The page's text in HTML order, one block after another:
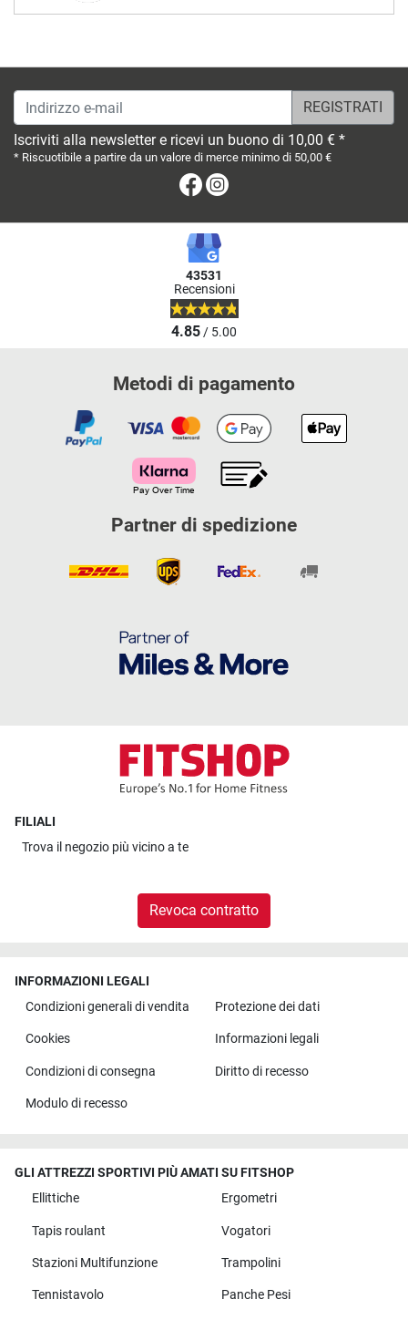
Indirizzo e-mail
Iscriviti alla newsletter e ricevi un buono di 10,00 € *
* Riscuotibile a partire da un valore di merce minimo di 50,00 €
Facebook
43531
Recensioni
4.85/ 5.00
Metodi di pagamento
Partner di spedizione
FILIALI
Trova il negozio più vicino a te
Revoca contratto
INFORMAZIONI LEGALI
Condizioni generali di vendita
Protezione dei dati
Cookies Informazioni legali
Condizioni di consegna Diritto di recesso
Modulo di recesso
GLI ATTREZZI SPORTIVI PIÙ AMATI SU FITSHOP
Ellittiche
Ergometri
Tapis roulant Vogatori
Stazioni Multifunzione Trampolini
Tennistavolo Panche Pesi